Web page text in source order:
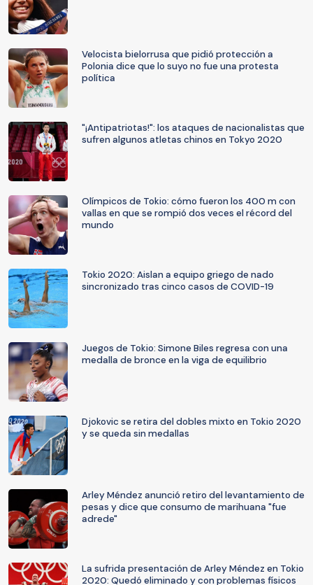
Velocista bielorrusa que pidió protección a
Polonia dice que lo suyo no fue una protesta
política
"¡Antipatriotas!": los ataques de nacionalistas que
sufren algunos atletas chinos en Tokyo 2020
Olímpicos de Tokio: cómo fueron los 400 m con
vallas en que se rompió dos veces el récord del
mundo
Tokio 2020: Aislan a equipo griego de nado
sincronizado tras cinco casos de COVID-19
Juegos de Tokio: Simone Biles regresa con una
medalla de bronce en la viga de equilibrio
Djokovic se retira del dobles mixto en Tokio 2020
y se queda sin medallas
Arley Méndez anunció retiro del levantamiento de
pesas y dice que consumo de marihuana "fue
adrede"
La sufrida presentación de Arley Méndez en Tokio
2020: Quedó eliminado y con problemas físicos